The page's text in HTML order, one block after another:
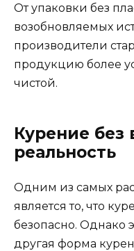
От упаковки без
возобновляемых
производители
продукцию более
чистой.
Курение
реальность
Одним из самых
является то, что
безопасно. Однако
другая форма